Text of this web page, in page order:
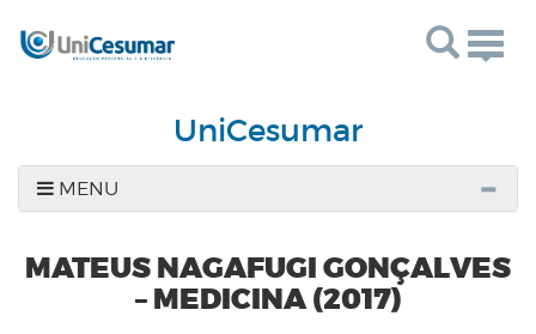
UniCesumar
MENU
MATEUS NAGAFUGI GONÇALVES
– MEDICINA (2017)